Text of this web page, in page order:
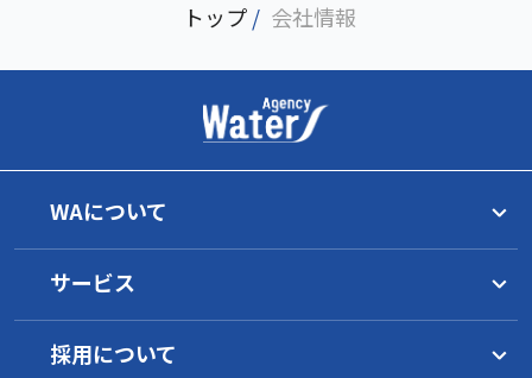
トップ / 会社情報
WAについて
トップメッセージ
理念
グループ一覧
WAの目指すもの
サービス
水マネジメント
サービス概要
採用について